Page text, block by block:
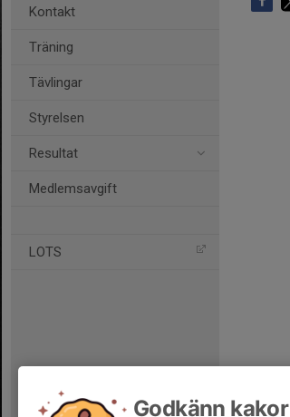
Kontakt
Träning
Tävlingar
Styrelsen
Resultat
Medlemsavgift
LOTS
Godkänn kakor